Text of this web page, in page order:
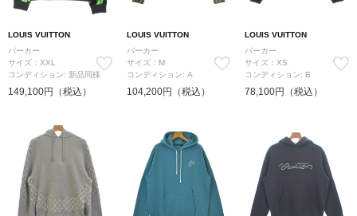
LOUIS VUITTON
パーカー
サイズ：XXL
コンディション: 新品同様
149,100円（税込）
LOUIS VUITTON
パーカー
サイズ：M
コンディション: A
104,200円（税込）
LOUIS VUITTON
パーカー
サイズ：XS
コンディション: B
78,100円（税込）